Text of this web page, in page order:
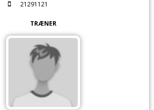
21291121
TRÆNER